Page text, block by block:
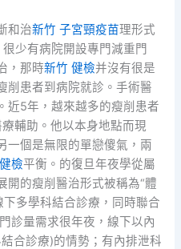
和治新竹 子宮頸疫苗理形式
少有病院開設專門減重門
，那時新竹 健檢并沒有很是
削患者到病院就診。手術醫
近5年，越來越多的瘦削患者
療輔助。他以本身地點而現
一個是無限的單戀傻氣，兩
檢平衡。的復旦年夜學從屬
開的瘦削醫治形式被稱為“體
下多學科結合診療，同時聯合
診量需求很年夜，線下以內
合診療)的情勢；有內排泄科